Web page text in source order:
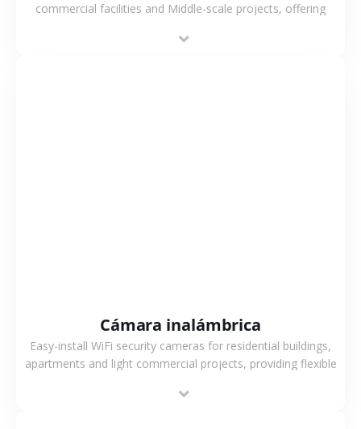
commercial facilities and Middle-scale projects, offering
support.
Cámara inalámbrica
Easy-install WiFi security cameras for residential buildings,
apartments and light commercial projects, providing flexible